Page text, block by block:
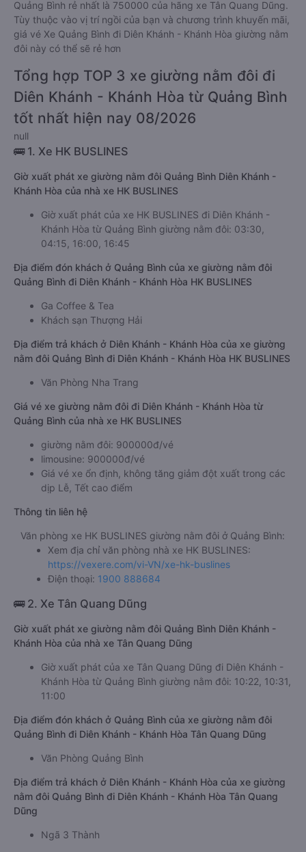
Quảng Bình rẻ nhất là 750000 của hãng xe Tân Quang Dũng.
Tùy thuộc vào vị trí ngồi của bạn và chương trình khuyến mãi,
giá vé Xe Quảng Bình đi Diên Khánh - Khánh Hòa giường nằm
đôi này có thể sẽ rẻ hơn
Tổng hợp TOP 3 xe giường nằm đôi đi
Diên Khánh - Khánh Hòa từ Quảng Bình
tốt nhất hiện nay 08/2026
null
🚌 1. Xe HK BUSLINES
Giờ xuất phát xe giường nằm đôi Quảng Bình Diên Khánh -
Khánh Hòa của nhà xe HK BUSLINES
Giờ xuất phát của xe HK BUSLINES đi Diên Khánh -
Khánh Hòa từ Quảng Bình giường nằm đôi: 03:30,
04:15, 16:00, 16:45
Địa điểm đón khách ở Quảng Bình của xe giường nằm đôi
Quảng Bình đi Diên Khánh - Khánh Hòa HK BUSLINES
Ga Coffee & Tea
Khách sạn Thượng Hải
Địa điểm trả khách ở Diên Khánh - Khánh Hòa của xe giường
nằm đôi Quảng Bình đi Diên Khánh - Khánh Hòa HK BUSLINES
Văn Phòng Nha Trang
Giá vé xe giường nằm đôi đi Diên Khánh - Khánh Hòa từ
Quảng Bình của nhà xe HK BUSLINES
giường nằm đôi: 900000đ/vé
limousine: 900000đ/vé
Giá vé xe ổn định, không tăng giảm đột xuất trong các
dịp Lễ, Tết cao điểm
Thông tin liên hệ
Văn phòng xe HK BUSLINES giường nằm đôi ở Quảng Bình:
Xem địa chỉ văn phòng nhà xe HK BUSLINES:
https://vexere.com/vi-VN/xe-hk-buslines
Điện thoại: 1900 888684
🚌 2. Xe Tân Quang Dũng
Giờ xuất phát xe giường nằm đôi Quảng Bình Diên Khánh -
Khánh Hòa của nhà xe Tân Quang Dũng
Giờ xuất phát của xe Tân Quang Dũng đi Diên Khánh -
Khánh Hòa từ Quảng Bình giường nằm đôi: 10:22, 10:31,
11:00
Địa điểm đón khách ở Quảng Bình của xe giường nằm đôi
Quảng Bình đi Diên Khánh - Khánh Hòa Tân Quang Dũng
Văn Phòng Quảng Bình
Địa điểm trả khách ở Diên Khánh - Khánh Hòa của xe giường
nằm đôi Quảng Bình đi Diên Khánh - Khánh Hòa Tân Quang
Dũng
Ngã 3 Thành